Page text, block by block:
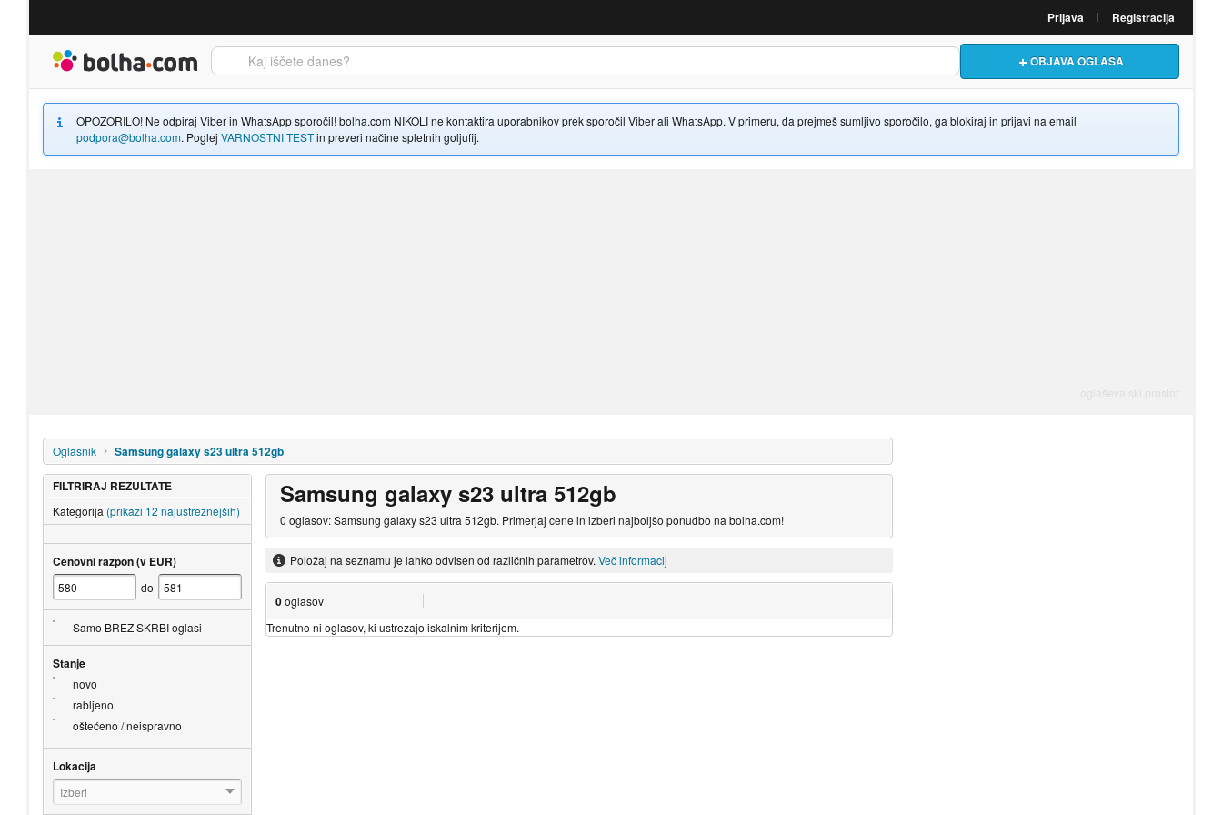
Prijava Registracija
OBJAVA OGLASA
OPOZORILO! Ne odpiraj Viber in WhatsApp sporočil! bolha.com NIKOLI ne kontaktira uporabnikov prek sporočil Viber ali WhatsApp. V primeru, da prejmeš sumljivo sporočilo, ga blokiraj in prijavi na email
podpora@bolha.com. Poglej VARNOSTNI TESTin preveri načine spletnih goljufij.
Oglasnik Samsung galaxy s23 ultra 512gb
Samsung galaxy s23 ultra 512gb
0 oglasov: Samsung galaxy s23 ultra 512gb. Primerjaj cene in izberi najboljšo ponudbo na bolha.com!
Položaj na seznamu je lahko odvisen od različnih parametrov. Več informacij
0oglasov
Trenutno ni oglasov, ki ustrezajo iskalnim kriterijem.
FILTRIRAJ REZULTATE
Kategorija (prikaži 12 najustreznejših)
Cenovni razpon (v EUR)
do
Samo BREZ SKRBI oglasi
Stanje
novo
rabljeno
oštećeno / neispravno
Lokacija
Izberi